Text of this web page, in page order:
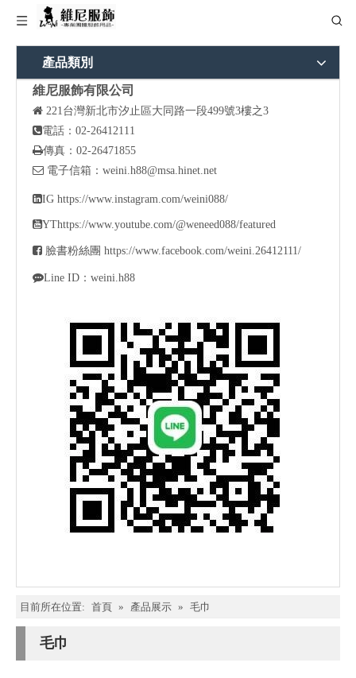
產品類別
維尼服飾有限公司
 221台灣新北市汐止區大同路一段499號3樓之3
電話：02-26412111
傳真：02-26471855
 電子信箱： weini.h88@msa.hinet.net
IG https://www.instagram.com/weini088/
YThttps://www.youtube.com/@weneed088/featured
 臉書粉絲團 https://www.facebook.com/weini.26412111/
Line ID：weini.h88
目前所在位置: 首頁 » 產品展示 » 毛巾
毛巾